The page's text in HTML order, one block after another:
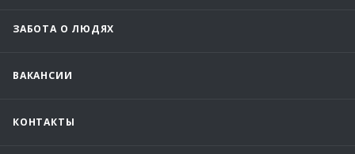
ЗАБОТА О ЛЮДЯХ
ВАКАНСИИ
КОНТАКТЫ